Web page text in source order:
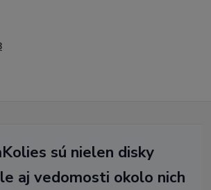
sú nielen disky
aj vedomosti okolo nich